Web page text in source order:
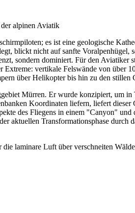
alpinen Aviatik
es ist eine geologische
blickt nicht auf sanfte Voralpenhügel,
sondern dominiert. Für den Aviatiker
Extreme: vertikale Felswände von über
über Helikopter bis hin zu den stillen
Mürren. Er wurde konzipiert, um
Koordinaten liefern, liefert
des Fliegens in einem "Canyon" und
aktuellen Transformationsphase durch
laminare Luft über verschneiten